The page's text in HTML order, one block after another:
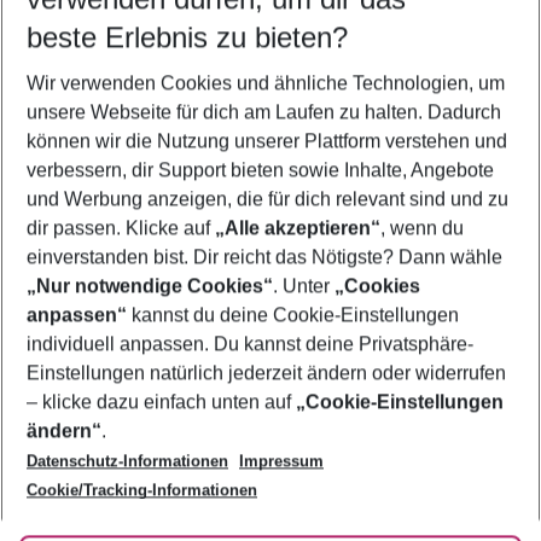
5-8 Nächte
2 Erwachsene Keine Kinder
Mehr Filter anzeigen
Footer
Footer navigation
Über uns
AGB
Bestpreisgarantie
Cookie-Einstellungen ändern
Cookie-Richtlinie
Agenturbetreuung
Barrierefreies Reisen
Folge uns
beste Erlebnis zu bieten?
Wir verwenden Cookies und ähnliche Technologien, um
unsere Webseite für dich am Laufen zu halten. Dadurch
können wir die Nutzung unserer Plattform verstehen und
verbessern, dir Support bieten sowie Inhalte, Angebote
und Werbung anzeigen, die für dich relevant sind und zu
dir passen. Klicke auf „Alle akzeptieren“, wenn du
einverstanden bist. Dir reicht das Nötigste? Dann wähle
„Nur notwendige Cookies“. Unter „Cookies
anpassen“ kannst du deine Cookie-Einstellungen
individuell anpassen. Du kannst deine Privatsphäre-
Einstellungen natürlich jederzeit ändern oder widerrufen
– klicke dazu einfach unten auf „Cookie-Einstellungen
ändern“.
Datenschutz-Informationen
Impressum
Cookie/Tracking-Informationen